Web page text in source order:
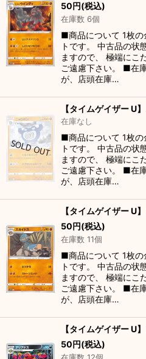
50円(税込)
在庫数 6個
■商品について 1枚の
トです。 中古品の状
ますので、 極端にこ
ご遠慮下さい。 ■在
が、店頭在庫…
【タイムゲイザー
在庫なし
■商品について 1枚の
トです。 中古品の状
ますので、 極端にこ
ご遠慮下さい。 ■在
が、店頭在庫…
【タイムゲイザー
50円(税込)
在庫数 11個
■商品について 1枚の
トです。 中古品の状
ますので、 極端にこ
ご遠慮下さい。 ■在
が、店頭在庫…
【タイムゲイザー
50円(税込)